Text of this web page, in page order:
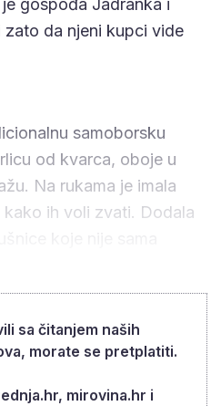
gospođa Jadranka i
zato da njeni kupci vide
samoborsku
od kvarca, oboje u
Na rukama je imala
ih voli zvati. Dodala
sa čitanjem naših
morate se pretplatiti.
mirovina.hr i